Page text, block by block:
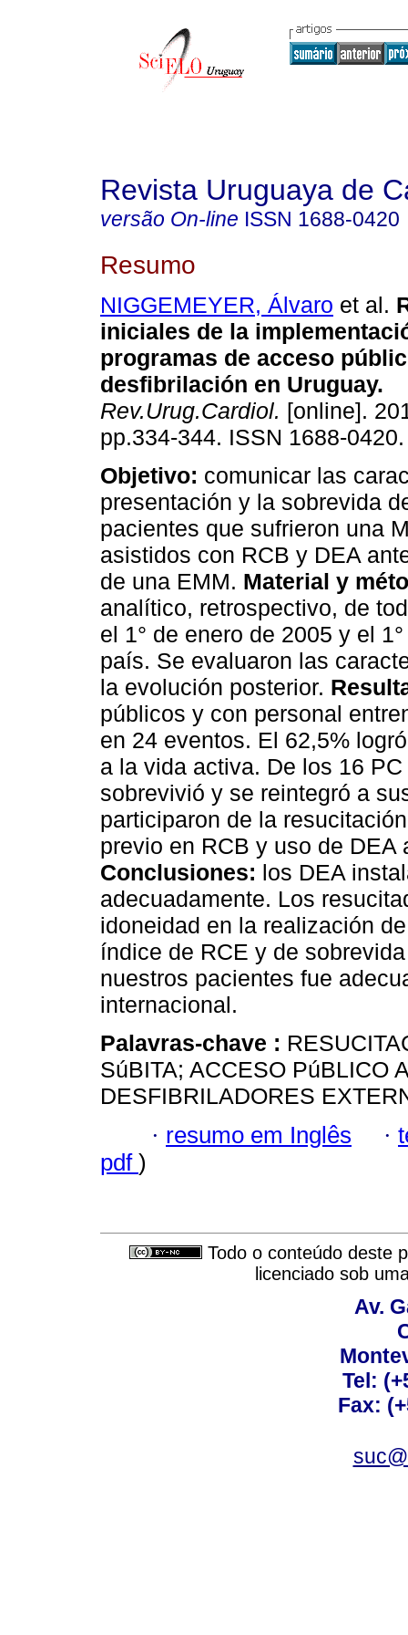
Revista Uruguaya de
versão On-line ISSN 1688-0420
Resumo
NIGGEMEYER, Álvaro et al.
iniciales de la
programas de acceso
desfibrilación en Uruguay.
Rev.Urug.Cardiol. [online].
pp.334-344. ISSN 1688-0420.
Objetivo: comunicar las
presentación y la sobrevida
pacientes que sufrieron una
asistidos con RCB y DEA
de una EMM. Material y
analítico, retrospectivo, de
el 1° de enero de 2005 y el
país. Se evaluaron las
la evolución posterior.
públicos y con personal
en 24 eventos. El 62,5%
a la vida activa. De los 16
sobrevivió y se reintegró a
participaron de la
previo en RCB y uso de
Conclusiones: los DEA
adecuadamente. Los
idoneidad en la realización
índice de RCE y de
nuestros pacientes fue
internacional.
Palavras-chave :
SúBITA; ACCESO PúBLICO
DESFIBRILADORES
· resumo em Inglês ·
pdf )
Todo o conteúdo deste
licenciado sob
Av.
Tel:
Fax: